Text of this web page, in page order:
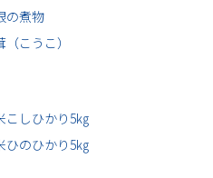
の煮物
こうこ）
こしひかり5㎏
ひのひかり5㎏